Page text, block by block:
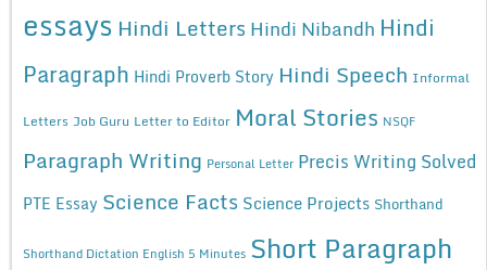
essays Hindi Letters Hindi Nibandh Hindi
Paragraph Hindi Proverb Story Hindi Speech Informal
Letters Job Guru Letter to Editor Moral Stories NSQF
Paragraph Writing Personal Letter Precis Writing Solved
PTE Essay Science Facts Science Projects Shorthand
Shorthand Dictation English 5 Minutes Short Paragraph